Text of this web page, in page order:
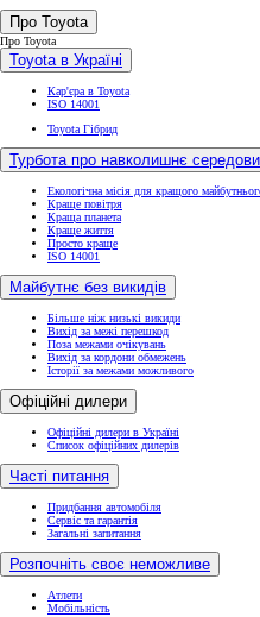
Про Toyota
Про Toyota
Toyota в Україні
Кар'єра в Toyota
ISO 14001
Toyota Гібрид
Турбота про навколишнє
Екологічна місія для кращого
Краще повітря
Краща планета
Краще життя
Просто краще
ISO 14001
Майбутнє без викидів
Більше ніж низькі викиди
Вихід за межі перешкод
Поза межами очікувань
Вихід за кордони обмежень
Історії за межами можливого
Офіційні дилери
Офіційні дилери в Україні
Список офіційних дилерів
Часті питання
Придбання автомобіля
Сервіс та гарантія
Загальні запитання
Розпочніть своє неможливе
Атлети
Мобільність